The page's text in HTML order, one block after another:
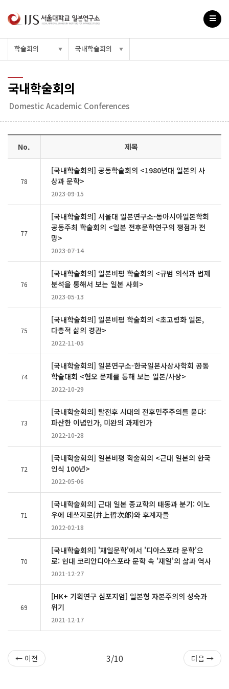
학술회의 ▼ 국내학술회의 ▼
국내학술회의
Domestic Academic Conferences
No. 제목
78
[국내학술회의] 공동학술회의 <1980년대 일본의 사
상과 문학>
2023-09-15
77
[국내학술회의] 서울대 일본연구소-동아시아일본학회
공동주최 학술회의 <일본 전후문학연구의 쟁점과 전
망>
2023-07-14
76
[국내학술회의] 일본비평 학술회의 <규범 의식과 법제
분석을 통해서 보는 일본 사회>
2023-05-13
75
[국내학술회의] 일본비평 학술회의 <초고령화 일본,
다층적 삶의 경관>
2022-11-05
74
[국내학술회의] 일본연구소-한국일본사상사학회 공동
학술대회 <혐오 문제를 통해 보는 일본/사상>
2022-10-29
73
[국내학술회의] 탈전후 시대의 전후민주주의를 묻다:
파산한 이념인가, 미완의 과제인가
2022-10-28
72
[국내학술회의] 일본비평 학술회의 <근대 일본의 한국
인식 100년>
2022-05-06
71
[국내학술회의] 근대 일본 종교학의 태동과 분기: 이노
우에 데쓰지로(井上哲次郞)와 후계자들
2022-02-18
70
[국내학술회의] '재일문학'에서 '디아스포라 문학'으
로: 현대 코리안디아스포라 문학 속 '재일'의 삶과 역사
2021-12-27
69
[HK+ 기획연구 심포지엄] 일본형 자본주의의 성숙과
위기
2021-12-17
← 이전 3/10 다음 →